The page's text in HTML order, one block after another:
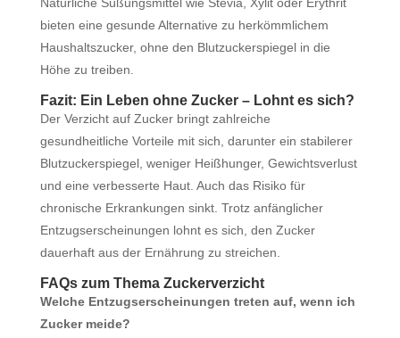
bieten eine gesunde Alternative zu herkömmlichem
Haushaltszucker, ohne den Blutzuckerspiegel in die
Höhe zu treiben.
Fazit: Ein Leben ohne Zucker – Lohnt es sich?
Der Verzicht auf Zucker bringt zahlreiche
gesundheitliche Vorteile mit sich, darunter ein stabilerer
Blutzuckerspiegel, weniger Heißhunger, Gewichtsverlust
und eine verbesserte Haut. Auch das Risiko für
chronische Erkrankungen sinkt. Trotz anfänglicher
Entzugserscheinungen lohnt es sich, den Zucker
dauerhaft aus der Ernährung zu streichen.
FAQs zum Thema Zuckerverzicht
Welche Entzugserscheinungen treten auf, wenn ich
Zucker meide?